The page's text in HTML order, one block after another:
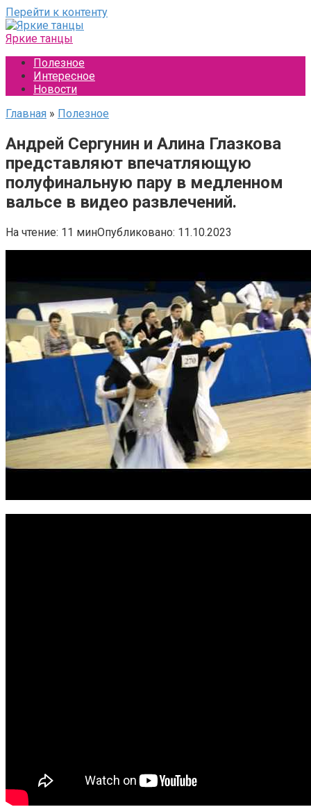
Перейти к контенту
Яркие танцы
Полезное
Интересное
Новости
Главная » Полезное
Андрей Сергунин и Алина Глазкова
представляют впечатляющую
полуфинальную пару в медленном
вальсе в видео развлечений.
На чтение: 11 минОпубликовано: 11.10.2023